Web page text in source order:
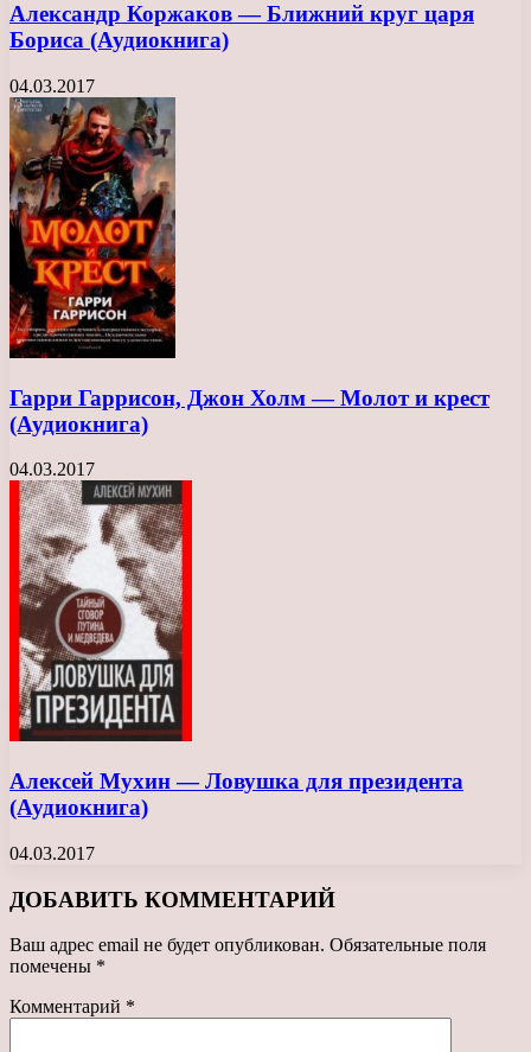
Александр Коржаков — Ближний круг царя
Бориса (Аудиокнига)
04.03.2017
Гарри Гаррисон, Джон Холм — Молот и крест
(Аудиокнига)
04.03.2017
Алексей Мухин — Ловушка для президента
(Аудиокнига)
04.03.2017
ДОБАВИТЬ КОММЕНТАРИЙ
Ваш адрес email не будет опубликован. Обязательные поля
помечены *
Комментарий *